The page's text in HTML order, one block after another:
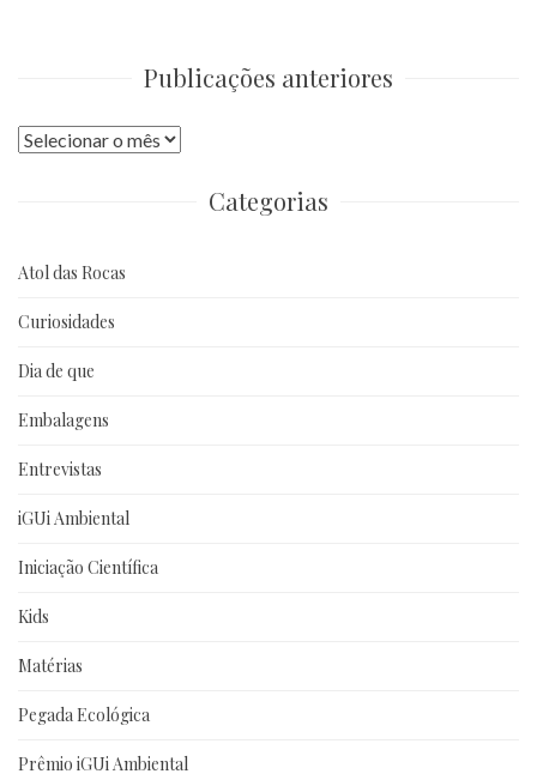
Publicações anteriores
Publicações
Categorias
Atol das Rocas
Curiosidades
Dia de que
Embalagens
Entrevistas
iGUi Ambiental
Iniciação Científica
Kids
Matérias
Pegada Ecológica
Prêmio iGUi Ambiental